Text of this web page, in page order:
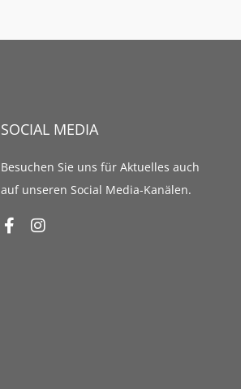
SOCIAL MEDIA
Besuchen Sie uns für Aktuelles auch
auf unseren Social Media-Kanälen.